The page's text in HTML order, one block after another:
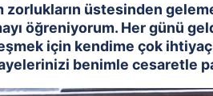
zorlukların üstesinden
öğreniyorum. Her günü
için kendime çok ihtiyaç
benimle cesaretle